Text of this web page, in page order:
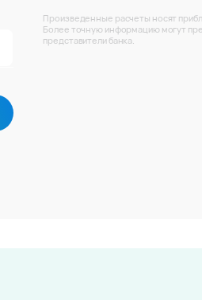
Произведенные расчеты носят
Более точную информацию могут
представители банка.